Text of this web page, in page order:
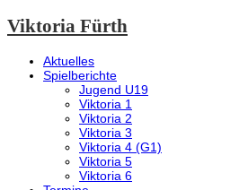
Viktoria Fürth
Aktuelles
Spielberichte
Jugend U19
Viktoria 1
Viktoria 2
Viktoria 3
Viktoria 4 (G1)
Viktoria 5
Viktoria 6